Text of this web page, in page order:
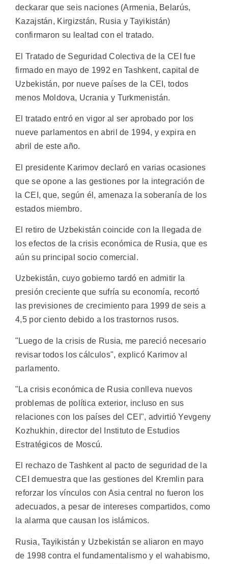
deckarar que seis naciones (Armenia, Belarús,
Kazajstán, Kirgizstán, Rusia y Tayikistán)
confirmaron su lealtad con el tratado.
El Tratado de Seguridad Colectiva de la CEI fue
firmado en mayo de 1992 en Tashkent, capital de
Uzbekistán, por nueve países de la CEI, todos
menos Moldova, Ucrania y Turkmenistán.
El tratado entró en vigor al ser aprobado por los
nueve parlamentos en abril de 1994, y expira en
abril de este año.
El presidente Karimov declaró en varias ocasiones
que se opone a las gestiones por la integración de
la CEI, que, según él, amenaza la soberanía de los
estados miembro.
El retiro de Uzbekistán coincide con la llegada de
los efectos de la crisis económica de Rusia, que es
aún su principal socio comercial.
Uzbekistán, cuyo gobierno tardó en admitir la
presión creciente que sufría su economía, recortó
las previsiones de crecimiento para 1999 de seis a
4,5 por ciento debido a los trastornos rusos.
"Luego de la crisis de Rusia, me pareció necesario
revisar todos los cálculos", explicó Karimov al
parlamento.
"La crisis económica de Rusia conlleva nuevos
problemas de política exterior, incluso en sus
relaciones con los países del CEI", advirtió Yevgeny
Kozhukhin, director del Instituto de Estudios
Estratégicos de Moscú.
El rechazo de Tashkent al pacto de seguridad de la
CEI demuestra que las gestiones del Kremlin para
reforzar los vínculos con Asia central no fueron los
adecuados, a pesar de intereses compartidos, como
la alarma que causan los islámicos.
Rusia, Tayikistán y Uzbekistán se aliaron en mayo
de 1998 contra el fundamentalismo y el wahabismo,